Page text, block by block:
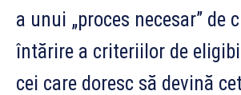
a unui „proces necesar” de
întărire a criteriilor de
cei care doresc să devină